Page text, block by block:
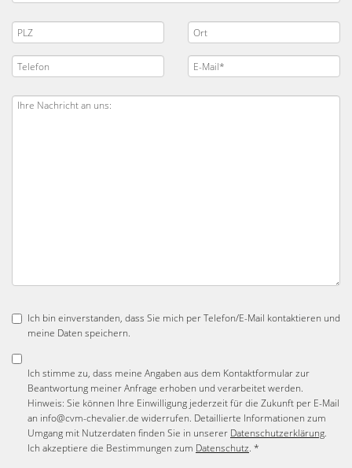
Ich bin einverstanden, dass Sie mich per Telefon/E-Mail kontaktieren und
meine Daten speichern.
Ich stimme zu, dass meine Angaben aus dem Kontaktformular zur
Beantwortung meiner Anfrage erhoben und verarbeitet werden.
Hinweis: Sie können Ihre Einwilligung jederzeit für die Zukunft per E-Mail
an info@cvm-chevalier.de widerrufen. Detaillierte Informationen zum
Umgang mit Nutzerdaten finden Sie in unserer Datenschutzerklärung.
Ich akzeptiere die Bestimmungen zum Datenschutz. *